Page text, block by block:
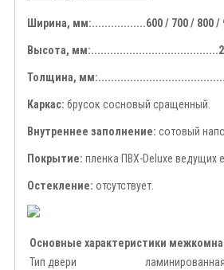
Ширина, мм:.................600 / 700 / 800 /
Высота,
Толщина,
Каркас: брусок сосновый сращенный.
Внутреннее заполнение: сотовый
Покрытие: пленка ПВХ-Deluxe ведущих
Остекление: отсутствует.
Основные характеристики
Тип двери
ламинированная